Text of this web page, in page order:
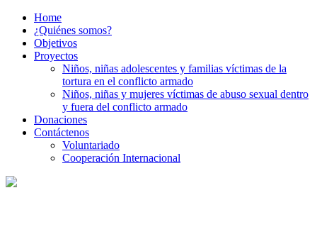
Home
¿Quiénes somos?
Objetivos
Proyectos
Niños, niñas adolescentes y familias víctimas de la
tortura en el conflicto armado
Niños, niñas y mujeres víctimas de abuso sexual dentro
y fuera del conflicto armado
Donaciones
Contáctenos
Voluntariado
Cooperación Internacional